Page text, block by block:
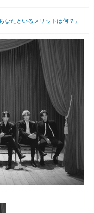
たといるメリットは何？」